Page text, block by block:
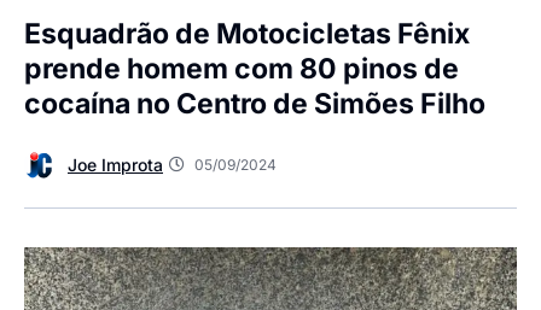
Esquadrão de Motocicletas Fênix
prende homem com 80 pinos de
cocaína no Centro de Simões Filho
Joe Improta 05/09/2024